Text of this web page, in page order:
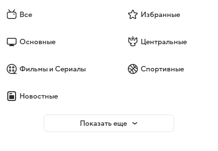
Все Избранные
Основные Центральные
Фильмы и Сериалы Спортивные
Новостные
Показать еще